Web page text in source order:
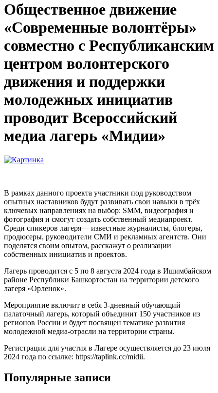
Общественное движение
«Современные волонтёры»
совместно с Республиканским
центром волонтерского
движения и поддержки
молодежных инициатив
проводит Всероссийский
медиа лагерь «Мидии»
В рамках данного проекта участники под руководством
опытных наставников будут развивать свои навыки в трёх
ключевых направлениях на выбор: SMM, видеография и
фотография и смогут создать собственный медиапроект.
Среди спикеров лагеря— известные журналисты, блогеры,
продюсеры, руководители СМИ и рекламных агентств. Они
поделятся своим опытом, расскажут о реализации
собственных инициатив и проектов.
Лагерь проводится с 5 по 8 августа 2024 года в Ишимбайском
районе Республики Башкортостан на территории детского
лагеря «Орленок».
Мероприятие включит в себя 3-дневный обучающий
палаточный лагерь, который объединит 150 участников из
регионов России и будет посвящен тематике развития
молодежной медиа-отрасли на территории страны.
Регистрация для участия в Лагере осуществляется до 23 июля
2024 года по ссылке: https://taplink.cc/midii.
Популярные записи